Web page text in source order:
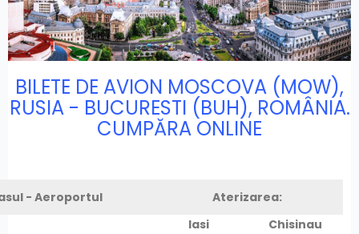
BILETE DE AVION MOSCOVA (MOW),
RUSIA - BUCURESTI (BUH), ROMÂNIA.
CUMPĂRA ONLINE
- Aeroportul
Aterizarea:
Iasi
Chisinau